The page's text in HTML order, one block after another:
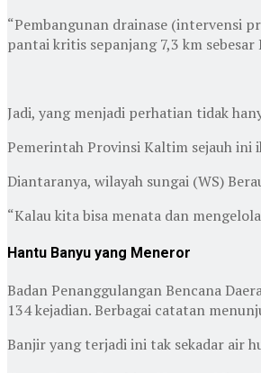
“Pembangunan drainase (intervensi
pantai kritis sepanjang 7,3 km
Jadi, yang menjadi perhatian tidak
Pemerintah Provinsi Kaltim sejauh ini
Diantaranya, wilayah sungai (WS)
“Kalau kita bisa menata dan
Hantu Banyu yang Meneror
Badan Penanggulangan Bencana
134 kejadian. Berbagai catatan
Banjir yang terjadi ini tak sekadar air